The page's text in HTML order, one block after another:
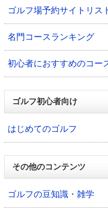
ゴルフ場予約サイトリス
名門コースランキング
初心者におすすめのコー
ゴルフ初心者向け
はじめてのゴルフ
その他のコンテンツ
ゴルフの豆知識・雑学